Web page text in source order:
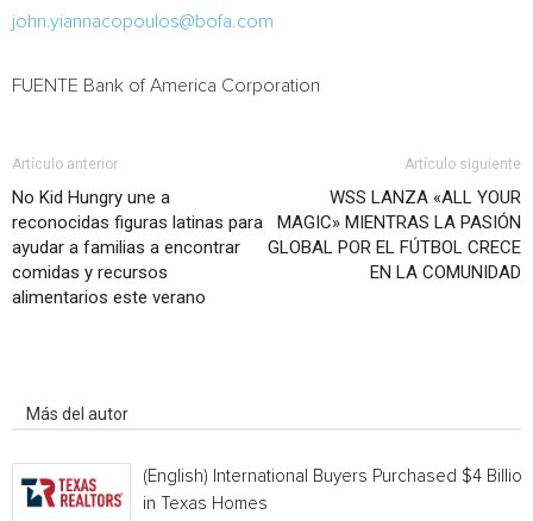
john.yiannacopoulos@bofa.com
FUENTE Bank of America Corporation
Artículo anterior
No Kid Hungry une a
reconocidas figuras latinas para
ayudar a familias a encontrar
comidas y recursos
alimentarios este verano
Artículo siguiente
WSS LANZA «ALL YOUR
MAGIC» MIENTRAS LA PASIÓN
GLOBAL POR EL FÚTBOL CRECE
EN LA COMUNIDAD
Más del autor
(English) International Buyers Purchased $4 Billion
in Texas Homes